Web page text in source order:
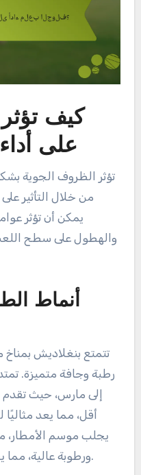
كيف
على
تؤثر الظروف الجوية
من خلال التأثير
يمكن أن تؤثر
والهطول على سطح
أنماط
تتمتع بنغلاديش
رطبة وجافة متميزة.
إلى مارس، حيث تقدم
أقل، مما يعد
يجلب موسم الأمطار، من
ورطوبة عالية، مما يجعل ظروف الملعب أكثر تحديًا.